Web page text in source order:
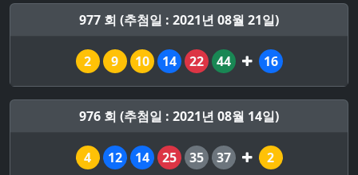
977 회 (추첨일 : 2021년 08월 21일)
2 9 10 14 22 44 16
976 회 (추첨일 : 2021년 08월 14일)
4 12 14 25 35 37 2